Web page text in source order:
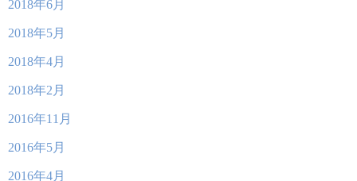
2018年6月
2018年5月
2018年4月
2018年2月
2016年11月
2016年5月
2016年4月